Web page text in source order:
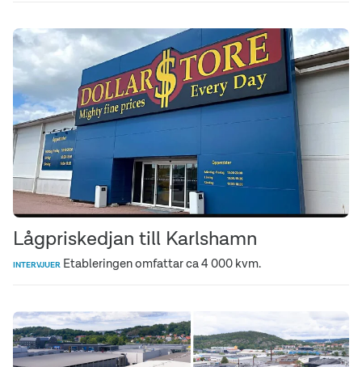
Lågpriskedjan till Karlshamn
INTERVJUER Etableringen omfattar ca 4 000 kvm.